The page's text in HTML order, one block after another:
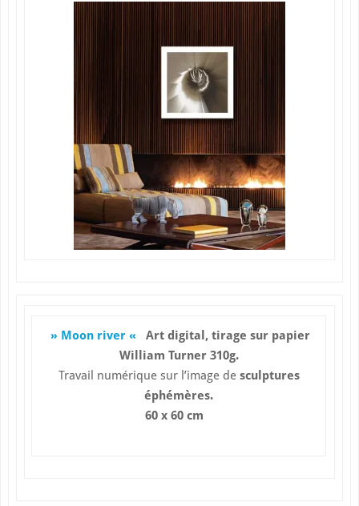
» Moon river «
Art digital, tirage sur papier
William Turner 310g.
Travail numérique sur l’image de sculptures
éphémères.
60 x 60 cm